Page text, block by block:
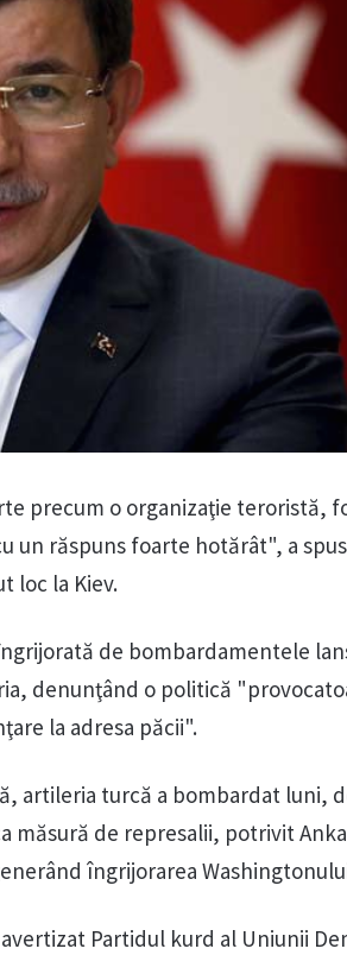
precum o organizaţie teroristă,
un răspuns foarte hotărât", a
loc la Kiev.
de bombardamentele
denunţând o politică
la adresa păcii".
artileria turcă a bombardat luni,
măsură de represalii, potrivit
îngrijorarea
Partidul kurd al Uniunii